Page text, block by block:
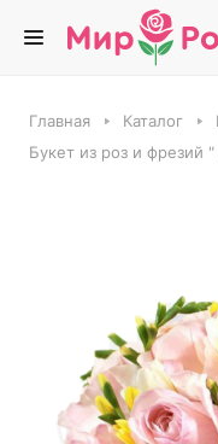
Главная Каталог
Букет из роз и фрезий